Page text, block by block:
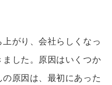
がり、会社らしくなっ
した。原因はいくつか
原因は、最初にあった